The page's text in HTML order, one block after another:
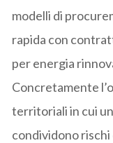
modelli di
rapida con
per energia
Concretamente
territoriali in cui
condividono